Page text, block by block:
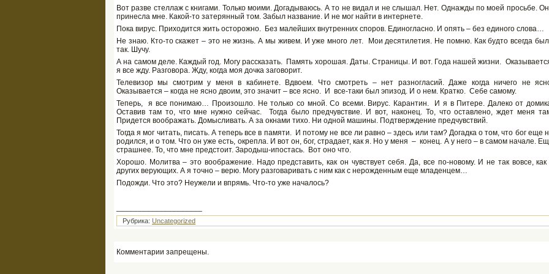
Вот разве стеллаж с книгами. Только моими. Догадываюсь. А то не видал и не слышал. Нет. Однажды по моей просьбе.
принесла мне. Какой-то затерянный том. Забыл название. И не мог найти в интернете.
Пока вирус. Приходится жить осторожно. Без малейших внутренних споров. Единогласно. И опять – без единого слова…
Не знаю. Кто-то скажет – это не жизнь. А мы живем. И уже много лет. Мои десятилетия. Не помню. Как будто всегда
так. Шучу.
А на самом деле. Каждый год. Могу рассказать. Память хорошая. Даты. Страницы. И вот. Года нашей жизни.
я все жду. Разговора. Жду, когда моя дочка заговорит.
Телевизор мы смотрим у меня в кабинете. Вдвоем. Что смотреть – нет разногласий. Даже когда ничего не
Оказывается – когда не ясно двоим, это значит – все ясно. И все-таки был эпизод. И о нем. Кратко. Себе самому.
Теперь, я все понимаю… Произошло. Не только со мной. Со всеми. Вирус. Карантин. И я в Питере. Далеко от
Оставив там то, что мне нужно сейчас. Тогда было предчувствие. И вот, наконец. То, что оставлено, ждет меня
Придется воображать. Домысливать. А за окнами тихо. Ни одной машины. Подтверждение предчувствий.
Тогда я мог читать, писать. А теперь все в памяти. И потому не все ли равно – здесь или там? Догадка о том, что бог еще
родился, и о том. Что он уже есть, окрепла. И вот он, бог, страдает, как я. Но у меня – конец. А у него – в самом начале.
страшнее. То, что мне предстоит. Зародыш-ипостась. Вот оно что.
Хорошо. Молитва – это воображение. Надо представить, как он чувствует себя. Да, все по-новому. И не так вовсе, как
других верующих. А я точно – верю. Могу разговаривать с ним как с нерожденным еще младенцем…
Подожди. Что это? Неужели и впрямь. Что-то уже началось?
Рубрика: Uncategorized
Комментарии запрещены.